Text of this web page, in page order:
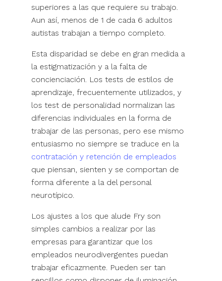
superiores a las que requiere su trabajo.
Aun así, menos de 1 de cada 6 adultos
autistas trabajan a tiempo completo.
Esta disparidad se debe en gran medida a
la estigmatización y a la falta de
concienciación. Los tests de estilos de
aprendizaje, frecuentemente utilizados, y
los test de personalidad normalizan las
diferencias individuales en la forma de
trabajar de las personas, pero ese mismo
entusiasmo no siempre se traduce en la
contratación y retención de empleados
que piensan, sienten y se comportan de
forma diferente a la del personal
neurotípico.
Los ajustes a los que alude Fry son
simples cambios a realizar por las
empresas para garantizar que los
empleados neurodivergentes puedan
trabajar eficazmente. Pueden ser tan